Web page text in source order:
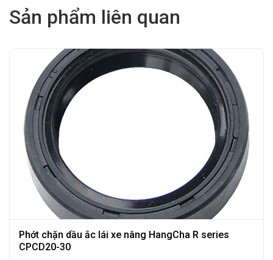
Sản phẩm liên quan
Phớt chặn dầu ắc lái xe nâng HangCha R series
CPCD20-30